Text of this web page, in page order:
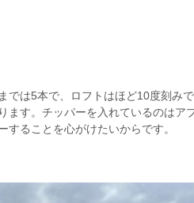
では5本で、ロフトはほど10度刻み
ます。チッパーを入れているのはア
することを心がけたいからです。